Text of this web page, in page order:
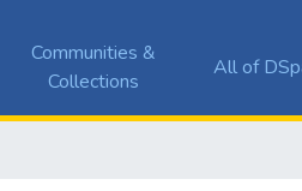
Communities &
Collections
All of